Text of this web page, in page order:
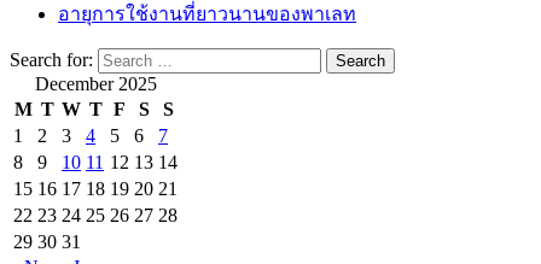
อายุการใช้งานที่ยาวนานของพาเลท
Search for:
December 2025
M T W T F S
S
1
2 3 4 5 6
7
8
9 10 11 12 13 14
15 16 17 18 19 20 21
22 23 24 25 26 27 28
29 30 31